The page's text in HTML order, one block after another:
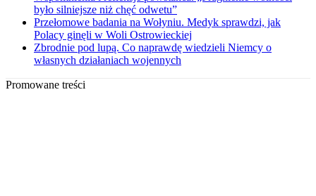
było silniejsze niż chęć odwetu”
Przełomowe badania na Wołyniu. Medyk sprawdzi, jak
Polacy ginęli w Woli Ostrowieckiej
Zbrodnie pod lupą. Co naprawdę wiedzieli Niemcy o
własnych działaniach wojennych
Promowane treści